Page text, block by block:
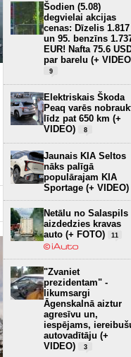
Pēc postošās krusas
Saulkrastu pusē –
desmitiem bojātu
automašīnu un
zaudējumi ap 100 000
eiro
2
Šodien (5.08)
degvielai akcijas
cenas: Dīzelis 1.817
un 95. benzīns
EUR! Nafta 75.6
par barelu (+
9
Elektriskais Škoda
Peaq varēs
līdz pat 650 km (+
VIDEO)
8
Jaunais KIA Seltos
nāks palīgā
populārajam KIA
Sportage (+ VIDEO)
Netālu no Salaspils
aizdedzies kravas
auto (+ FOTO)
11
"Zvaniet
prezidentam" -
likumsargi
Āgenskalnā aiztur
agresīvu un,
iespējams,
autovadītāju (+
VIDEO)
3